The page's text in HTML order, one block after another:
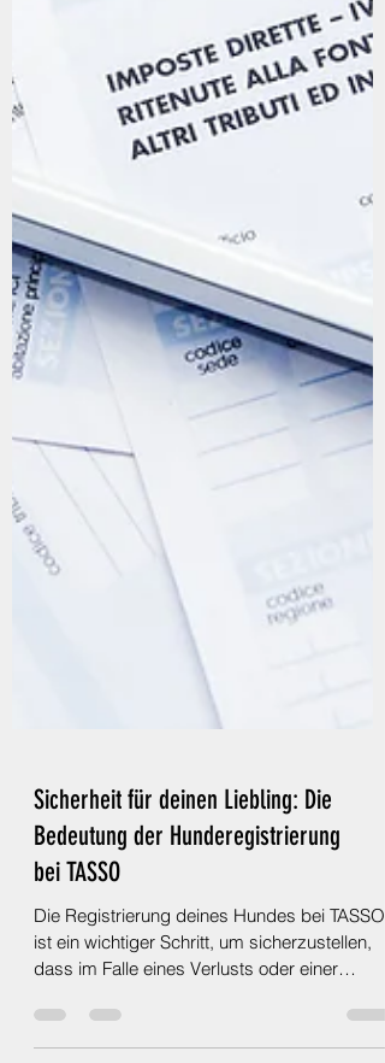
Sicherheit für deinen Liebling: Die
Bedeutung der Hunderegistrierung
bei TASSO
ist ein wichtiger Schritt, um sicherzustellen,